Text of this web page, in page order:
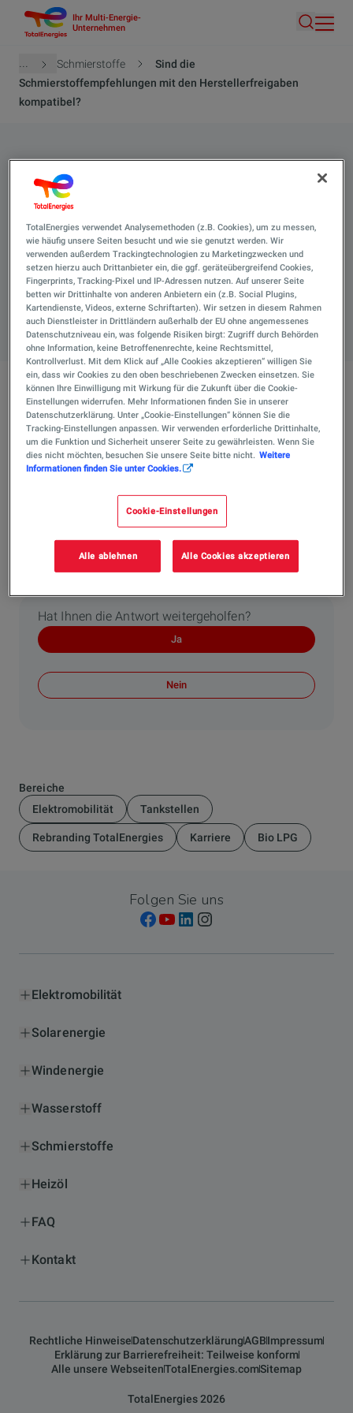
Inhalt
Ihr Multi-Energie-
Unternehmen
Suche
Pfadnavigation
... Schmierstoffe
Sind die
Schmierstoffempfehlungen mit den Herstellerfreigaben
kompatibel?
Sind die
Schmierstoffempfehlungen
mit den Herstellerfreigaben
kompatibel?
Suche
Sind die Schmierstoffempfehlungen mit den
Herstellerfreigaben kompatibel?
Ja. TotalEnergies entwickelt seine Schmierstoffe in
enger Zusammenarbeit mit Fahrzeugherstellern und
stellt sicher, dass die empfohlenen Produkte die jeweils
geltenden OEM-Freigaben (z.B. VW, BMW, Mercedes-
Benz, Renault, PSA) erfüllen. Die Ergebnisse des
automatisch – Sie erhalten also nur Produkte, die für Ihr
Fahrzeug offiziell zugelassen sind.
Hat Ihnen die Antwort weitergeholfen?
Ja
Nein
Bereiche
Elektromobilität
Tankstellen
Rebranding TotalEnergies Karriere Bio LPG
Folgen Sie uns
Elektromobilität
Solarenergie
Windenergie
Wasserstoff
Schmierstoffe
Heizöl
FAQ
Kontakt
Rechtliche HinweiseDatenschutzerklärungAGBImpressum
Erklärung zur Barrierefreiheit: Teilweise konform
Alle unsere WebseitenTotalEnergies.comSitemap
TotalEnergies 2026
TotalEnergies verwendet Analysemethoden (z.B. Cookies), um zu messen,
wie häufig unsere Seiten besucht und wie sie genutzt werden. Wir
verwenden außerdem Trackingtechnologien zu Marketingzwecken und
setzen hierzu auch Drittanbieter ein, die ggf. geräteübergreifend Cookies,
Fingerprints, Tracking-Pixel und IP-Adressen nutzen. Auf unserer Seite
betten wir Drittinhalte von anderen Anbietern ein (z.B. Social Plugins,
Kartendienste, Videos, externe Schriftarten). Wir setzen in diesem Rahmen
auch Dienstleister in Drittländern außerhalb der EU ohne angemessenes
Datenschutzniveau ein, was folgende Risiken birgt: Zugriff durch Behörden
ohne Information, keine Betroffenenrechte, keine Rechtsmittel,
Kontrollverlust. Mit dem Klick auf „Alle Cookies akzeptieren“ willigen Sie
ein, dass wir Cookies zu den oben beschriebenen Zwecken einsetzen. Sie
können Ihre Einwilligung mit Wirkung für die Zukunft über die Cookie-
Einstellungen widerrufen. Mehr Informationen finden Sie in unserer
Datenschutzerklärung. Unter „Cookie-Einstellungen“ können Sie die
Tracking-Einstellungen anpassen. Wir verwenden erforderliche Drittinhalte,
um die Funktion und Sicherheit unserer Seite zu gewährleisten. Wenn Sie
dies nicht möchten, besuchen Sie unsere Seite bitte nicht. Weitere
Informationen finden Sie unter Cookies.
Cookie-Einstellungen
Alle ablehnen Alle Cookies akzeptieren